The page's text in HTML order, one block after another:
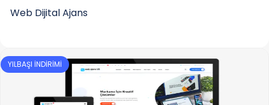
Web Dijital Ajans
YILBAŞI İNDİRİMİ